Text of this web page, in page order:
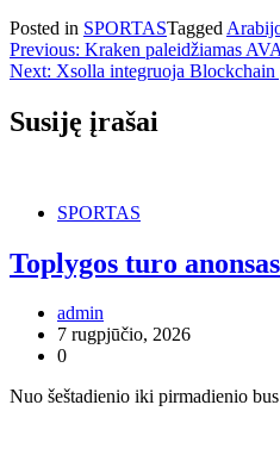
Posted in SPORTASTagged
Navigacija
tarp
įrašų
Previous: Kraken paleidžiamas
Next: Xsolla integruoja
Susiję įrašai
SPORTAS
Toplygos turo
admin
7 rugpjūčio, 2026
0
Nuo šeštadienio iki pirmadienio